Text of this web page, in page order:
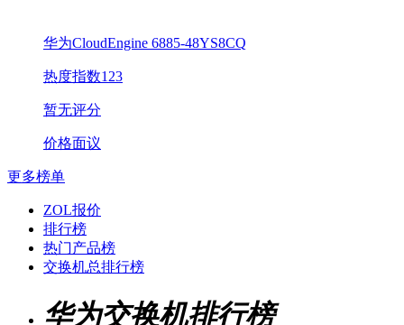
华为CloudEngine 6885-48YS8CQ
热度指数123
暂无评分
价格面议
更多榜单
ZOL报价
排行榜
热门产品榜
交换机总排行榜
华为交换机排行榜